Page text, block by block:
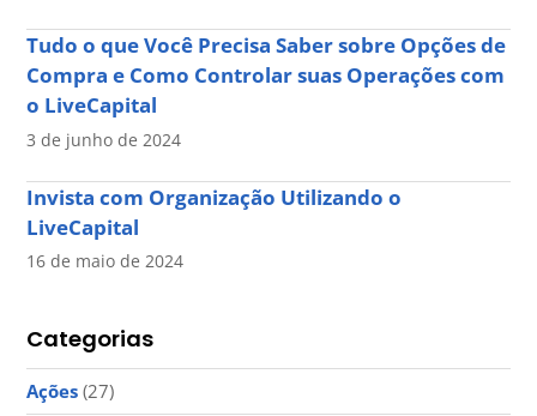
Tudo o que Você Precisa Saber sobre Opções de
Compra e Como Controlar suas Operações com
o LiveCapital
3 de junho de 2024
Invista com Organização Utilizando o
LiveCapital
16 de maio de 2024
Categorias
Ações (27)